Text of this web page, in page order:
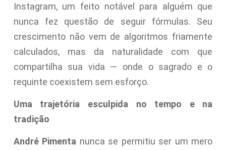
Instagram, um feito notável para alguém que
nunca fez questão de seguir fórmulas. Seu
crescimento não vem de algoritmos friamente
calculados, mas da naturalidade com que
compartilha sua vida — onde o sagrado e o
requinte coexistem sem esforço.
Uma trajetória esculpida no tempo e na
tradição
André Pimenta nunca se permitiu ser um mero